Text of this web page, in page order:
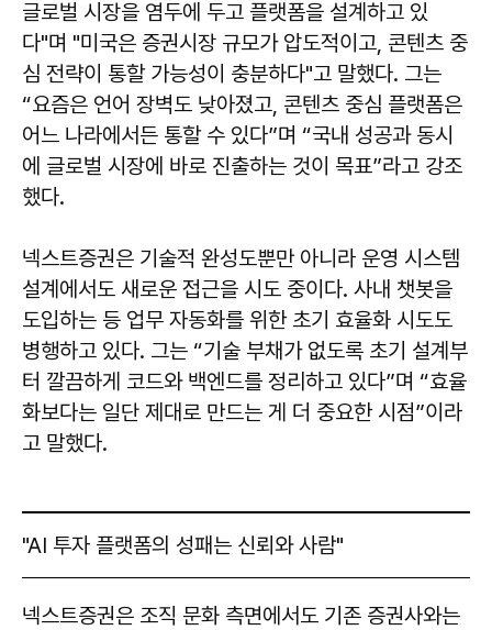
글로벌 시장을 염두에 두고 플랫폼을 설계하고 있
다"며 "미국은 증권시장 규모가 압도적이고, 콘텐츠 중
심 전략이 통할 가능성이 충분하다"고 말했다. 그는
“요즘은 언어 장벽도 낮아졌고, 콘텐츠 중심 플랫폼은
어느 나라에서든 통할 수 있다”며 “국내 성공과 동시
에 글로벌 시장에 바로 진출하는 것이 목표”라고 강조
했다.
넥스트증권은 기술적 완성도뿐만 아니라 운영 시스템
설계에서도 새로운 접근을 시도 중이다. 사내 챗봇을
도입하는 등 업무 자동화를 위한 초기 효율화 시도도
병행하고 있다. 그는 “기술 부채가 없도록 초기 설계부
터 깔끔하게 코드와 백엔드를 정리하고 있다”며 “효율
화보다는 일단 제대로 만드는 게 더 중요한 시점”이라
고 말했다.
"AI 투자 플랫폼의 성패는 신뢰와 사람"
넥스트증권은 조직 문화 측면에서도 기존 증권사와는